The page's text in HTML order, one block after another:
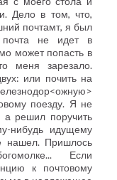
Дело в том, что,
почтамт, я был
почта не идет в
может попасть в
меня зарезало.
или почить на
поезду. Я не
а решил поручить
нибудь идущему
нашел. Пришлось
Если
к почтовому